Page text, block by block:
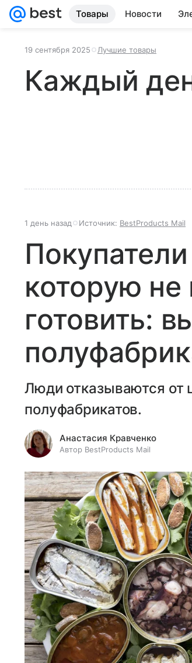
Товары Новости
19 сентября 2025 Лучшие товары
Каждый
1 день назад Источник: BestProducts Mail
которую
готовить:
Люди отказываются от
полуфабрикатов.
Анастасия Кравченко
Автор BestProducts Mail